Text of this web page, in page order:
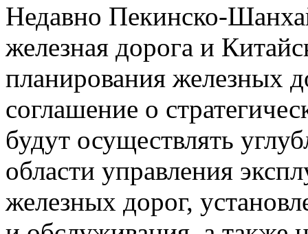
Недавно Пекинско-
железная дорога и
планирования железных
соглашение о
будут осуществлять
области управления
железных дорог,